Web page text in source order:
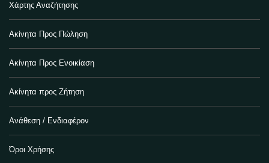
Χάρτης Αναζήτησης
Ακίνητα Προς Πώληση
Ακίνητα Προς Ενοικίαση
Ακίνητα προς Ζήτηση
Ανάθεση / Ενδιαφέρον
Όροι Χρήσης